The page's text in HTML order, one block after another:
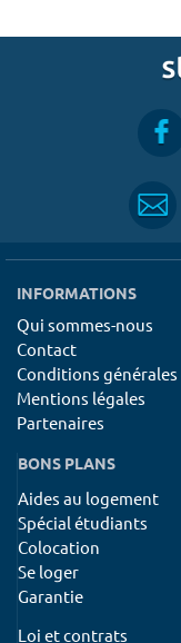
INFORMATIONS
Qui sommes-nous
Contact
Conditions
Mentions légales
Partenaires
BONS PLANS
Aides au logement
Spécial étudiants
Colocation
Se loger
Garantie
Loi et contrats